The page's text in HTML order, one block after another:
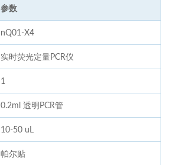
参数
nQ01-X4
实时荧光定量PCR仪
1
0.2ml 透明PCR管
10-50 uL
帕尔贴